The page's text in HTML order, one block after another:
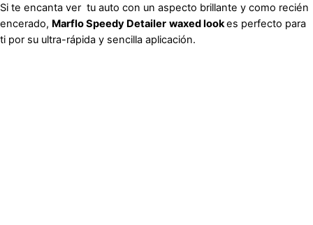
Si te encanta ver tu auto con un aspecto brillante y como recién
encerado, Marflo Speedy Detailer waxed lookes perfecto para
ti por su ultra-rápida y sencilla aplicación.